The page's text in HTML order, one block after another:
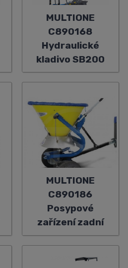
MULTIONE
C890168
Hydraulické
kladivo SB200
MULTIONE
C890186
Posypové
zařízení zadní